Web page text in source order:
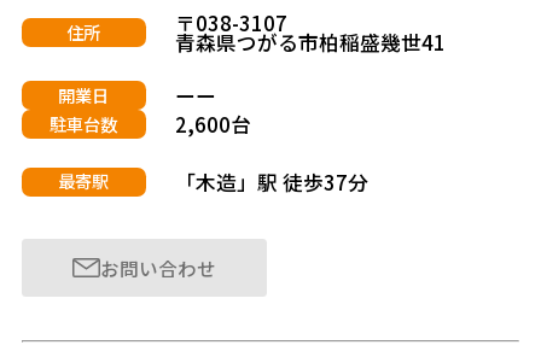
住所 〒038-3107
青森県つがる市柏稲盛幾世41
開業日 ーー
駐車台数 2,600台
最寄駅 「木造」駅 徒歩37分
お問い合わせ